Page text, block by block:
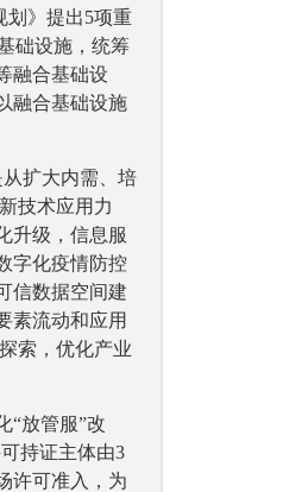
划》提出5项重
础设施，统筹
融合基础设
融合基础设施
扩大内需、培
技术应用力
升级，信息服
字化疫情防控
信数据空间建
素流动和应用
索，优化产业
“放管服”改
持证主体由3
许可准入，为